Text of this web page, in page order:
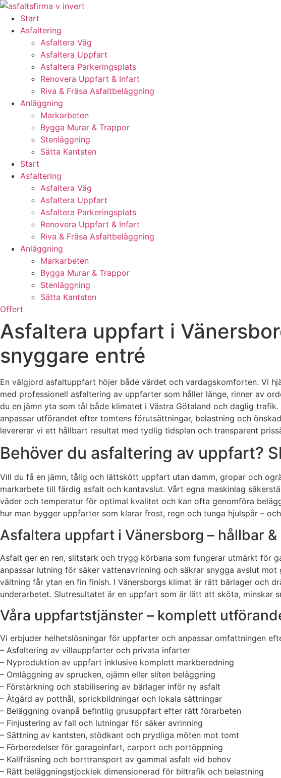
Skip
content
Start
Asfaltering
Asfaltera Väg
Asfaltera Uppfart
Asfaltera Parkeringsplats
Renovera Uppfart & Infart
Riva & Fräsa Asfaltbeläggning
Anläggning
Markarbeten
Bygga Murar & Trappor
Stenläggning
Sätta Kantsten
Start
Asfaltering
Asfaltera Väg
Asfaltera Uppfart
Asfaltera Parkeringsplats
Renovera Uppfart & Infart
Riva & Fräsa Asfaltbeläggning
Anläggning
Markarbeten
Bygga Murar & Trappor
Stenläggning
Sätta Kantsten
Offert
Asfaltera uppfart i
snyggare entré
En välgjord asfaltuppfart höjer både värdet och vardagskomforten. Vi
med professionell asfaltering av uppfarter som håller länge, rinner av
du en jämn yta som tål både klimatet i Västra Götaland och daglig
anpassar utförandet efter tomtens förutsättningar, belastning och
levererar vi ett hållbart resultat med tydlig tidsplan och transparent
Behöver du asfaltering av uppfart?
Vill du få en jämn, tålig och lättskött uppfart utan damm, gropar och
markarbete till färdig asfalt och kantavslut. Vårt egna maskinlag
väder och temperatur för optimal kvalitet och kan ofta genomföra
hur man bygger uppfarter som klarar frost, regn och tunga hjulspår –
Asfaltera uppfart i Vänersborg – hållbar
Asfalt ger en ren, slitstark och trygg körbana som fungerar utmärkt för
anpassar lutning för säker vattenavrinning och säkrar snygga avslut
vältning får ytan en fin finish. I Vänersborgs klimat är rätt bärlager och
underarbetet. Slutresultatet är en uppfart som är lätt att sköta,
Våra uppfartstjänster – komplett
Vi erbjuder helhetslösningar för uppfarter och anpassar omfattningen
– Asfaltering av villauppfarter och privata infarter
– Nyproduktion av uppfart inklusive komplett markberedning
– Omläggning av sprucken, ojämn eller sliten beläggning
– Förstärkning och stabilisering av bärlager inför ny asfalt
– Åtgärd av potthål, sprickbildningar och lokala sättningar
– Beläggning ovanpå befintlig grusuppfart efter rätt förarbeten
– Finjustering av fall och lutningar för säker avrinning
– Sättning av kantsten, stödkant och prydliga möten mot tomt
– Förberedelser för garageinfart, carport och portöppning
– Kallfräsning och borttransport av gammal asfalt vid behov
– Rätt beläggningstjocklek dimensionerad för biltrafik och belastning